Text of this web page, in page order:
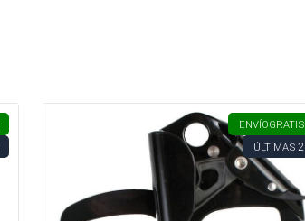
ENVÍOGRATIS
ÚLTIMAS 2